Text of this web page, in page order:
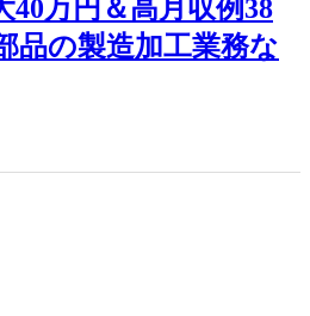
万円＆高月収例38
の製造加工業務な